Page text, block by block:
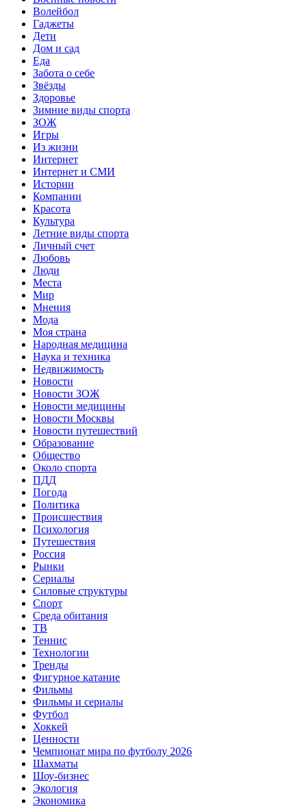
Волейбол
Гаджеты
Дети
Дом и сад
Еда
Забота о себе
Звёзды
Здоровье
Зимние виды спорта
ЗОЖ
Игры
Из жизни
Интернет
Интернет и СМИ
Истории
Компании
Красота
Культура
Летние виды спорта
Личный счет
Любовь
Люди
Места
Мир
Мнения
Мода
Моя страна
Народная медицина
Наука и техника
Недвижимость
Новости
Новости ЗОЖ
Новости медицины
Новости Москвы
Новости путешествий
Образование
Общество
Около спорта
ПДД
Погода
Политика
Происшествия
Психология
Путешествия
Россия
Рынки
Сериалы
Силовые структуры
Спорт
Среда обитания
ТВ
Теннис
Технологии
Тренды
Фигурное катание
Фильмы
Фильмы и сериалы
Футбол
Хоккей
Ценности
Чемпионат мира по футболу 2026
Шахматы
Шоу-бизнес
Экология
Экономика